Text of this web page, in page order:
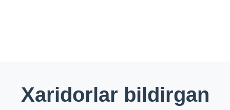
Xaridorlar bildirgan